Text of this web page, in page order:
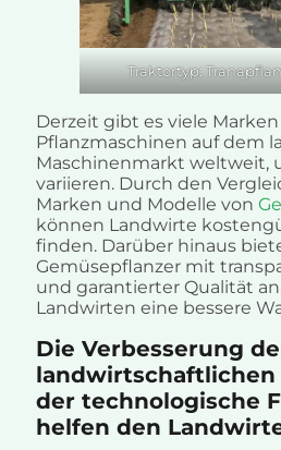
Traktortyp:
Derzeit gibt es viele
Pflanzmaschinen auf dem
Maschinenmarkt weltweit,
variieren. Durch den
Marken und Modelle von
können Landwirte
finden. Darüber hinaus
Gemüsepflanzer mit
und garantierter Qualität
Landwirten eine bessere
Die Verbesserung
landwirtschaftlichen
der technologische
helfen den